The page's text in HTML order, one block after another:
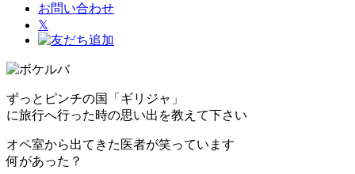
お問い合わせ
𝕏
ずっとピンチの国「ギリジャ」
に旅行へ行った時の思い出を教えて下さい
オペ室から出てきた医者が笑っています
何があった？